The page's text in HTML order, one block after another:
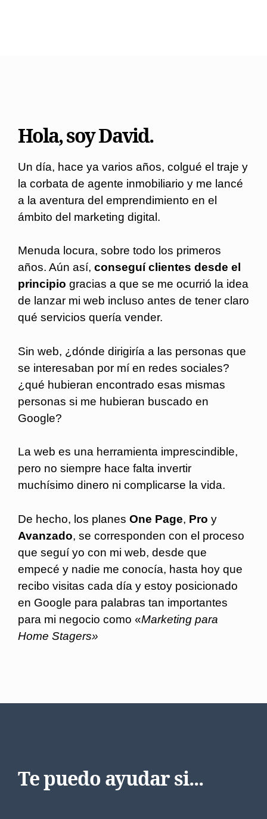
Hola, soy David.
Un día, hace ya varios años, colgué el traje y
la corbata de agente inmobiliario y me lancé
a la aventura del emprendimiento en el
ámbito del marketing digital.
Menuda locura, sobre todo los primeros
años. Aún así, conseguí clientes desde el
principio gracias a que se me ocurrió la idea
de lanzar mi web incluso antes de tener claro
qué servicios quería vender.
Sin web, ¿dónde dirigiría a las personas que
se interesaban por mí en redes sociales?
¿qué hubieran encontrado esas mismas
personas si me hubieran buscado en
Google?
La web es una herramienta imprescindible,
pero no siempre hace falta invertir
muchísimo dinero ni complicarse la vida.
De hecho, los planes One Page, Pro y
Avanzado, se corresponden con el proceso
que seguí yo con mi web, desde que
empecé y nadie me conocía, hasta hoy que
recibo visitas cada día y estoy posicionado
en Google para palabras tan importantes
para mi negocio como «Marketing para
Home Stagers»
Te puedo ayudar si...